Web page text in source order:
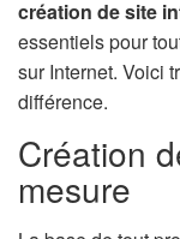
création de site
essentiels pour
sur Internet. Voici
différence.
Création
mesure